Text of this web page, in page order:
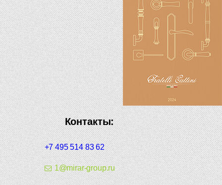
Контакты:
+7 495 514 83 62
1@mirar-group.ru